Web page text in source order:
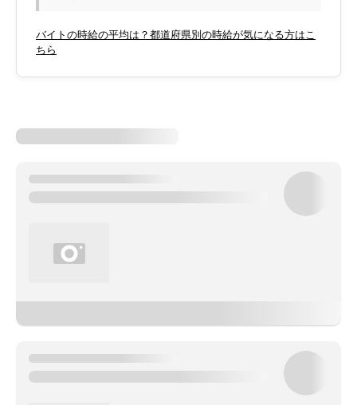
バイトの時給の平均は？都道府県別の時給が気になる方はこ
ちら